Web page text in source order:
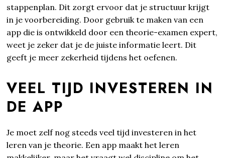
stappenplan. Dit zorgt ervoor dat je structuur krijgt
in je voorbereiding. Door gebruik te maken van een
app die is ontwikkeld door een theorie-examen expert,
weet je zeker dat je de juiste informatie leert. Dit
geeft je meer zekerheid tijdens het oefenen.
VEEL TIJD INVESTEREN IN
DE APP
Je moet zelf nog steeds veel tijd investeren in het
leren van je theorie. Een app maakt het leren